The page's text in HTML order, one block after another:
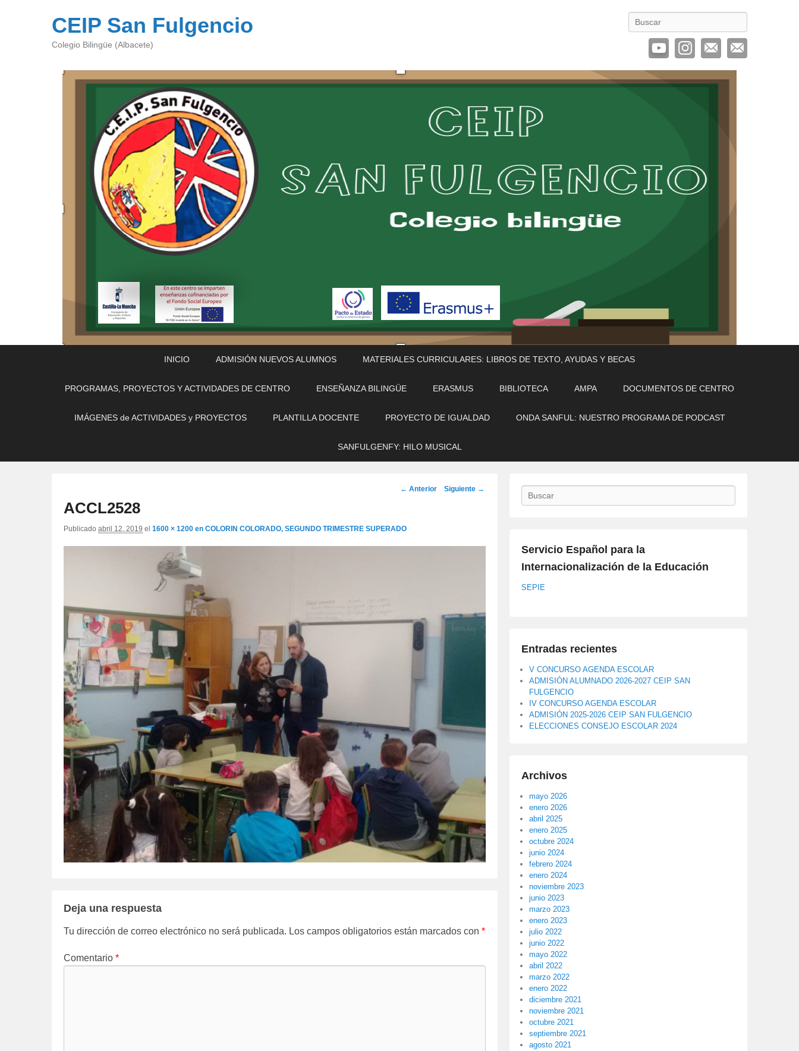
CEIP San Fulgencio
Colegio Bilingüe (Albacete)
Buscar
INICIO ADMISIÓN NUEVOS ALUMNOS MATERIALES CURRICULARES: LIBROS DE TEXTO, AYUDAS Y BECAS
PROGRAMAS, PROYECTOS Y ACTIVIDADES DE CENTRO ENSEÑANZA BILINGÜE ERASMUS BIBLIOTECA AMPA DOCUMENTOS DE CENTRO
IMÁGENES de ACTIVIDADES y PROYECTOS PLANTILLA DOCENTE PROYECTO DE IGUALDAD ONDA SANFUL: NUESTRO PROGRAMA DE PODCAST
SANFULGENFY: HILO MUSICAL
Navegación
← Anterior Siguiente →
ACCL2528
Publicado abril 12, 2019 el 1600 × 1200 en COLORIN COLORADO, SEGUNDO TRIMESTRE SUPERADO
Deja una respuesta
Tu dirección de correo electrónico no será publicada. Los campos obligatorios están marcados con *
Comentario *
Buscar
Servicio Español para la
Internacionalización de la Educación
SEPIE
Entradas recientes
V CONCURSO AGENDA ESCOLAR
ADMISIÓN ALUMNADO 2026-2027 CEIP SAN
FULGENCIO
IV CONCURSO AGENDA ESCOLAR
ADMISIÓN 2025-2026 CEIP SAN FULGENCIO
ELECCIONES CONSEJO ESCOLAR 2024
Archivos
mayo 2026
enero 2026
abril 2025
enero 2025
octubre 2024
junio 2024
febrero 2024
enero 2024
noviembre 2023
junio 2023
marzo 2023
enero 2023
julio 2022
junio 2022
mayo 2022
abril 2022
marzo 2022
enero 2022
diciembre 2021
noviembre 2021
octubre 2021
septiembre 2021
agosto 2021